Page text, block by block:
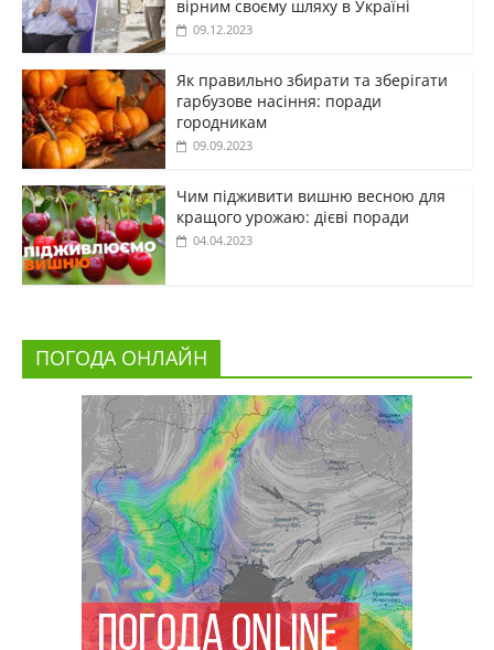
вірним своєму шляху в Україні
09.12.2023
Як правильно збирати та зберігати
гарбузове насіння: поради
городникам
09.09.2023
Чим підживити вишню весною для
кращого урожаю: дієві поради
04.04.2023
ПОГОДА ОНЛАЙН